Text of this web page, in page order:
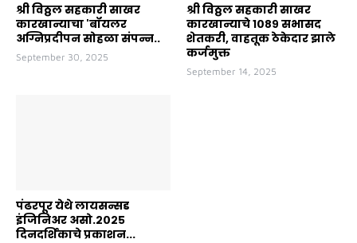
श्री विठ्ठल सहकारी साखर
कारखान्याचा 'बॉयलर
अग्निप्रदीपन सोहळा संपन्न..
September 30, 2025
श्री विठ्ठल सहकारी साखर
कारखान्याचे १०८९ सभासद
शेतकरी, वाहतूक ठेकेदार झाले
कर्जमुक्त
September 14, 2025
पंढरपूर येथे लायसन्सड
इंजिनिअर असो.२०२५
दिनदर्शिकाचे प्रकाशन...